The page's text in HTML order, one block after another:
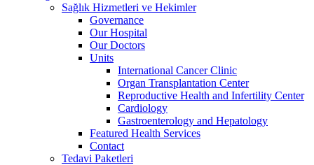
Sağlık Hizmetleri ve Hekimler
Governance
Our Hospital
Our Doctors
Units
International Cancer Clinic
Organ Transplantation Center
Reproductive Health and Infertility Center
Cardiology
Gastroenterology and Hepatology
Featured Health Services
Contact
Tedavi Paketleri